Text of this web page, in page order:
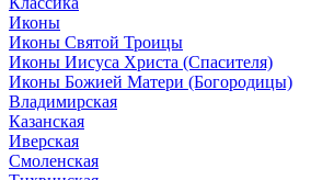
Иконы
Иконы Святой Троицы
Иконы Иисуса Христа (Спасителя)
Иконы Божией Матери (Богородицы)
Владимирская
Казанская
Иверская
Смоленская